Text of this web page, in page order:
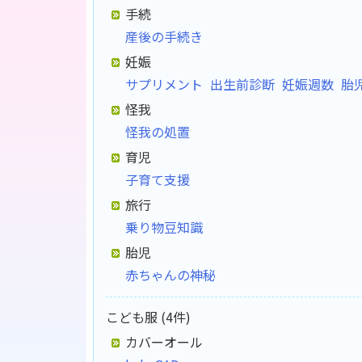
手続
産後の手続き
妊娠
サプリメント 出生前診断 妊娠週数 胎
怪我
怪我の処置
育児
子育て支援
旅行
乗り物豆知識
胎児
赤ちゃんの神秘
こども服 (4件)
カバーオール